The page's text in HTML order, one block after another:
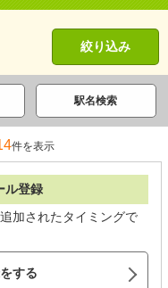
絞り込み
駅名検索
件を表示
ル登録
加されたタイミングで
する